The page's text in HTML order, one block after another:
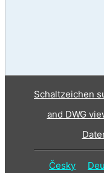
Schaltzeichen
and DWG
Česky